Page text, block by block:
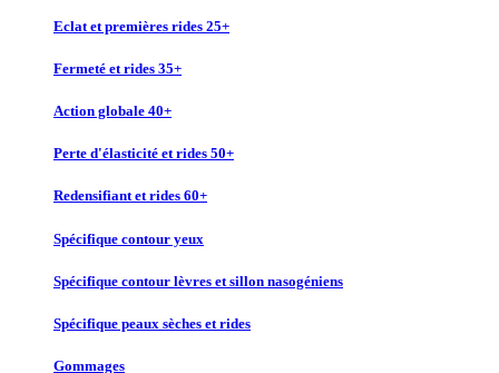
Eclat et premières rides 25+
Fermeté et rides 35+
Action globale 40+
Perte d'élasticité et rides 50+
Redensifiant et rides 60+
Spécifique contour yeux
Spécifique contour lèvres et sillon nasogéniens
Spécifique peaux sèches et rides
Gommages